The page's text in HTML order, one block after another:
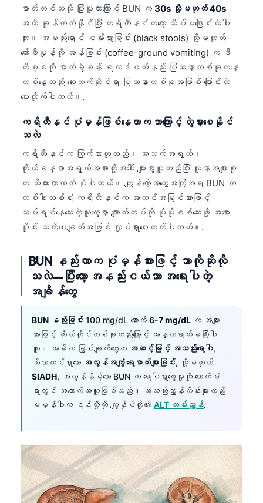
ဓာတ်တင်သလို ပြုမူတာကြောင့် BUN က 30s သို့မဟုတ် 40s
အထိ ခုန်တက်နိုင်ပြီး ကရိတီနင်ကတော့ သိပ်မပြောင်းလဲပါ
ဘူး။ အမည်းရောင် ဝမ်းသွားခြင်း (black stools) သို့မဟုတ်
ကော်ဖီမှုန့်လို အန်ခြင်း (coffee-ground vomiting) က ဒီ
ကိစ္စကို ဓာတ်ခွဲခန်း ရလဒ်ဖတ်နည်း ပြဿနာတစ်ခုကနေ
တစ်နေ့တည်း ဆေးဘက်ဆိုင်ရာ ပြဿနာတစ်ခုအဖြစ် ပြောင်းလဲ
ပေးလိုက်ပါတယ်။.
ကရိတီနင် ပုံမှန်ဖြစ်နေတာက ဘာကြောင့် လွဲမှားစေနိုင်
သလဲ
ကရိတီနင်က ကြွက်သားထုထည်၊ အသက်အရွယ်၊
ကိုယ်ခန္ဓာအရွယ်အစားတို့အပေါ် များစွာမူတည်ပြီး လူနာအများစု
က သိထားတာထက် ပိုပါတယ်။ ကျွန်တော့်အတွေ့အကြုံအရ BUN က
တစ်ခါတစ်ရံ ကရိတီနင်က အထင်အမြင်အားဖြင့်
သပ်ရပ်နေသေးတဲ့သူတွေမှာ ကျောက်ကပ်ကို ပိုမိုစစ်ဆေးဖို့ အစော
ပိုင်း သတိပေးချက်အဖြစ် လှုပ်ရှားပေးတတ်ပါတယ်။.
BUN နည်းတာက ပုံမှန်အားဖြင့် ဘာကိုဆိုလို
သလဲ—ပြီးတော့ အနည်းငယ်သာ အရေးပါတဲ့
အချိန်တွေ
BUN နည်းခြင်း 100 mg/dL အောက် 6-7 mg/dL က အများ
အားဖြင့် ကိုယ်တိုင်တစ်ခုတည်းကြောင့် အန္တရာယ်မကြီးပါ
ဘူး။ အဓိက ခြွင်းချက်တွေက အဆင့်မြင့် အသည်းရောဂါ, ၊
သိသာထင်ရှားသော အလွန်အကျွံ ရေဓာတ်များခြင်း, သို့မဟုတ်
SIADH, အလွန်နိမ့်သော BUN က ရောဂါရှာဖွေမှုကို ထောက်ခံ
ရာတွင် အထောက်အကူဖြစ်သည်။ အသည်းညွှန်းကိန်းများလည်း
မမှန်ပါက ၎င်းတို့ကို ကျွန်ုပ်တို့၏ ALT လမ်းညွှန်.